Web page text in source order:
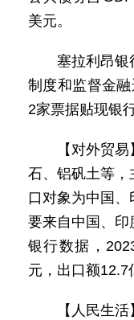
美元。
塞拉利昂银
制度和监督金融
2家票据贴现银
【对外贸
石、铝矾土等，
口对象为中国
要来自中国、印
银行数据，
元，出口额12.7
【人民生